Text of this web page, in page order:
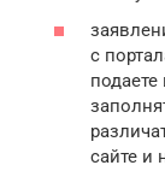
с
сайте и